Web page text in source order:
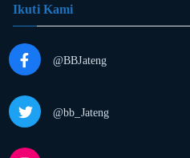
Ikuti Kami
@BBJateng
@bb_Jateng